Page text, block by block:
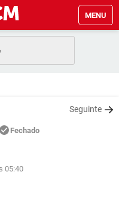
MENU
Seguinte
Fechado
05:40